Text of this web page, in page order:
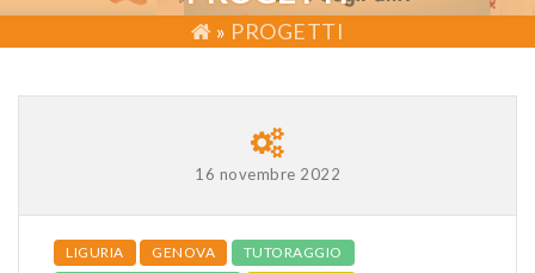
» PROGETTI
16 novembre 2022
LIGURIA GENOVA
TUTORAGGIO